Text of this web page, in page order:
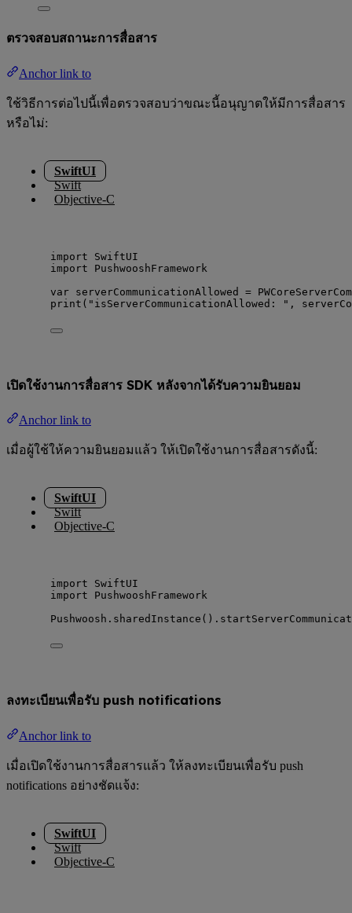
ตรวจสอบสถานะการสื่อสาร
Anchor link to
ใช้วิธีการต่อไปนี้เพื่อตรวจสอบว่าขณะนี้อนุญาตให้มีการสื่อสาร
หรือไม่:
SwiftUI
Swift
Objective-C
import SwiftUI
import PushwooshFramework
var serverCommunicationAllowed =
print ( " isServerCommunicationAllowed: " ,
เปิดใช้งานการสื่อสาร SDK หลังจากได้รับความยินยอม
Anchor link to
เมื่อผู้ใช้ให้ความยินยอมแล้ว ให้เปิดใช้งานการสื่อสารดังนี้:
SwiftUI
Swift
Objective-C
import SwiftUI
import PushwooshFramework
Pushwoosh. sharedInstance ().
ลงทะเบียนเพื่อรับ push notifications
Anchor link to
เมื่อเปิดใช้งานการสื่อสารแล้ว ให้ลงทะเบียนเพื่อรับ push
notifications อย่างชัดแจ้ง:
SwiftUI
Swift
Objective-C